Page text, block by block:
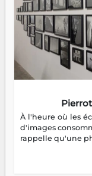
À l'heure où les
d'images
rappelle qu'une